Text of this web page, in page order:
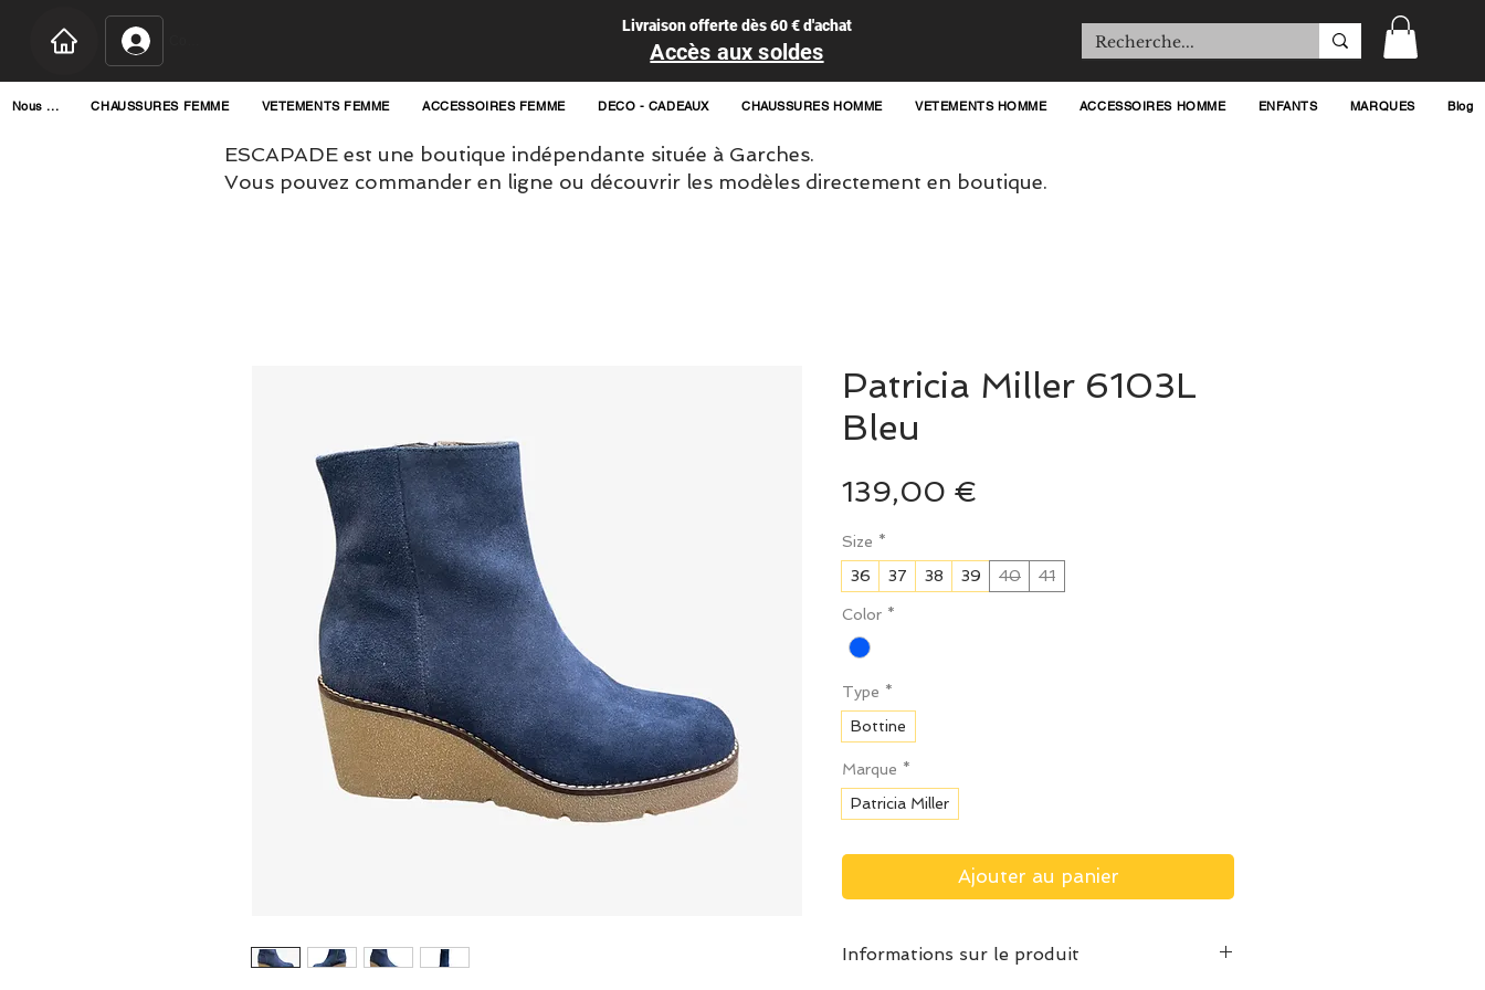
Livraison offerte dès 60 € d'achat
Accès aux soldes
Nous ... CHAUSSURES FEMME VETEMENTS FEMME ACCESSOIRES FEMME DECO - CADEAUX CHAUSSURES HOMME VETEMENTS HOMME ACCESSOIRES HOMME ENFANTS MARQUES Blog
ESCAPADE est une boutique indépendante située à Garches.
Vous pouvez commander en ligne ou découvrir les modèles directement en boutique.
Patricia Miller 6103L
Bleu
139,00 €
Size *
36
37 38 39 40 41
Color *
Type *
Bottine
Marque *
Patricia Miller
Ajouter au panier
Informations sur le produit